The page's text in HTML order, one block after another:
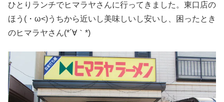
ひとりランチでヒマラヤさんに行ってきました。東口店の
ほう(・ω<)うちから近いし美味しいし安いし、困ったとき
のヒマラヤさん(*´∀｀*)